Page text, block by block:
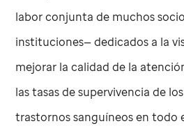
labor conjunta de muchos
instituciones— dedicados a la
mejorar la calidad de la
las tasas de supervivencia de
trastornos sanguíneos en todo